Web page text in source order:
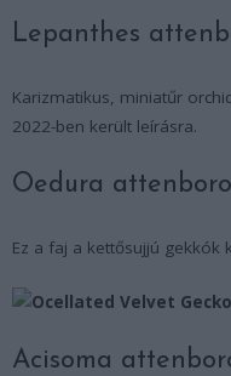
Lepanthes
Karizmatikus, miniatűr
2022-ben került leírásra.
Oedura
Ez a faj a kettősujjú gekkók
Acisoma